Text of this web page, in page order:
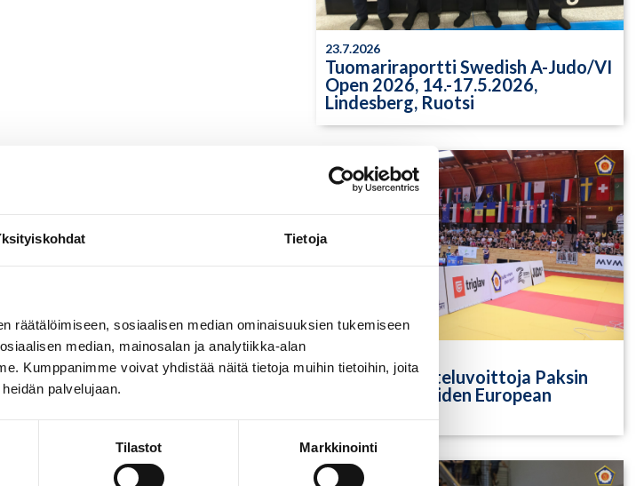
Tietoja
räätälöimiseen, sosiaalisen median ominaisuuksien tukemiseen
median, mainosalan ja analytiikka-alan
Kumppanimme voivat yhdistää näitä tietoja muihin tietoihin, joita
palvelujaan.
Tilastot Markkinointi
23.7.2026
Tuomariraportti Swedish A-Judo/VI
Open 2026, 14.-17.5.2026,
Lindesberg, Ruotsi
Yksittäisiä otteluvoittoja Paksin
alle 21-vuotiaiden European